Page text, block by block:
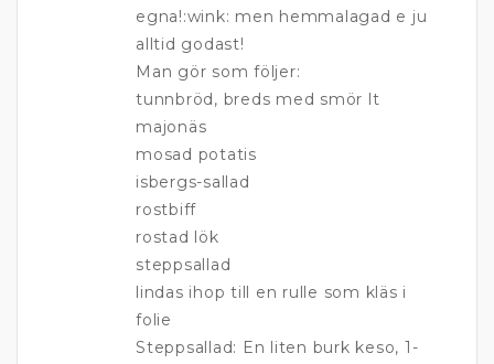
egna!:wink: men hemmalagad e ju
alltid godast!
Man gör som följer:
tunnbröd, breds med smör lt
majonäs
mosad potatis
isbergs-sallad
rostbiff
rostad lök
steppsallad
lindas ihop till en rulle som kläs i
folie
Steppsallad: En liten burk keso, 1-